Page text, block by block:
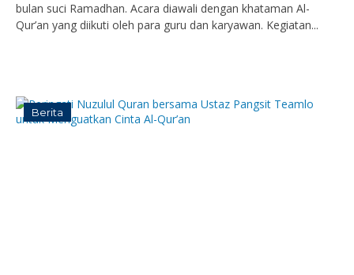
bulan suci Ramadhan. Acara diawali dengan khataman Al-
Qur’an yang diikuti oleh para guru dan karyawan. Kegiatan...
Berita